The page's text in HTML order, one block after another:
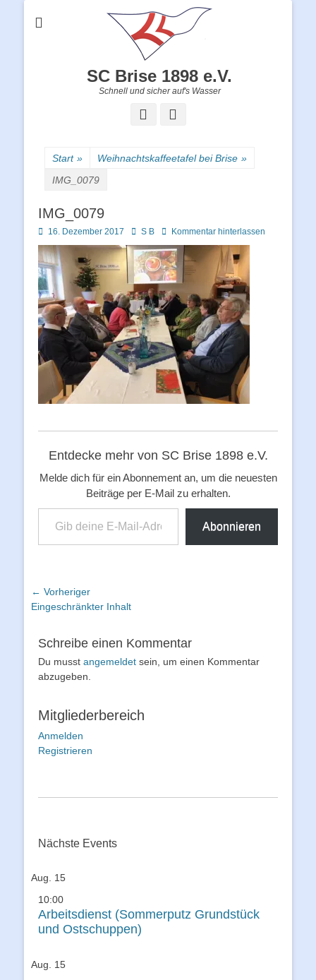
SC Brise 1898 e.V.
Schnell und sicher auf's Wasser
Facebook
Start » Weihnachtskaffeetafel bei Brise »
IMG_0079
IMG_0079
Posted
on
16. Dezember 2017 Autor
S B Kommentar hinterlassen
Entdecke mehr von SC Brise 1898 e.V.
Melde dich für ein Abonnement an, um die neuesten
Beiträge per E-Mail zu erhalten.
Gib deine E-Mail-Adresse ein ...
Abonnieren
Beitragsnavigation
← Vorheriger
Vorheriger
Eingeschränkter Inhalt
Schreibe einen Kommentar
Du musst angemeldet sein, um einen Kommentar
abzugeben.
Mitgliederbereich
Anmelden
Registrieren
Nächste Events
Aug. 15
10:00
Arbeitsdienst (Sommerputz Grundstück
und Ostschuppen)
Aug. 15